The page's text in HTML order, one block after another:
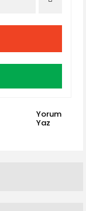
Yorum
Yaz